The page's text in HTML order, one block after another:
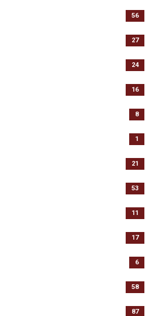
56
27
24
16
8
1
21
53
11
17
6
58
87